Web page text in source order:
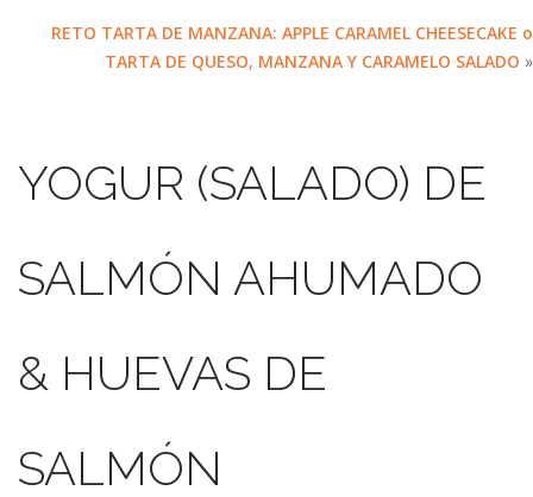
NUESTRA FILOSOFÍA
SEARCH SITE
RETO TARTA DE MANZANA: APPLE CARAMEL CHEESECAKE o
TARTA DE QUESO, MANZANA Y CARAMELO SALADO »
YOGUR (SALADO) DE
SALMÓN AHUMADO
& HUEVAS DE
SALMÓN